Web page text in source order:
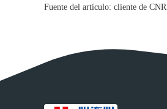
Fuente del artículo: cliente de CNR